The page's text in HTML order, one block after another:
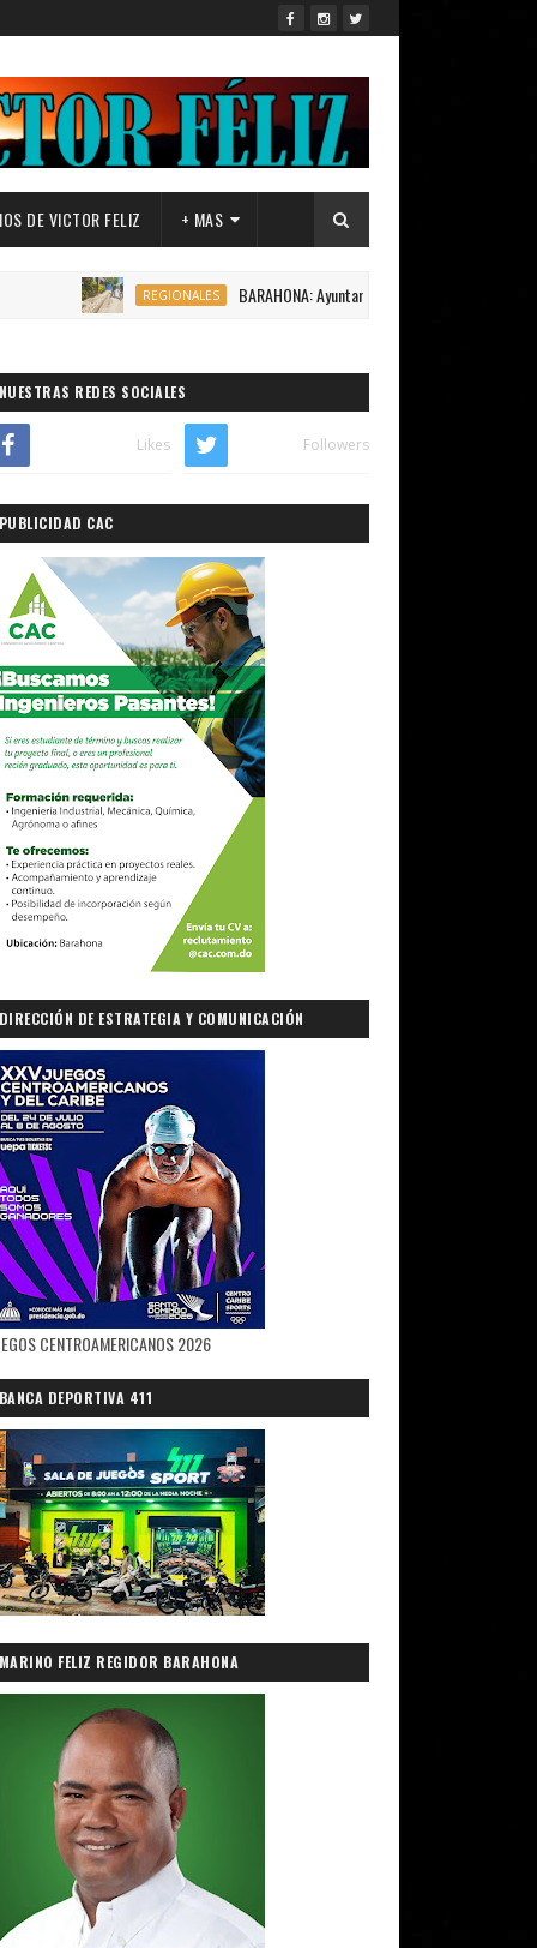
DE VICTOR FELIZ + MAS
REGIONALES BARAHONA: Ayuntamiento de Canoa,inicia construcción
REDES SOCIALES
Likes Followers
CAC
DE ESTRATEGIA Y COMUNICACIÓN
CENTROAMERICANOS 2026
DEPORTIVA 411
FELIZ REGIDOR BARAHONA